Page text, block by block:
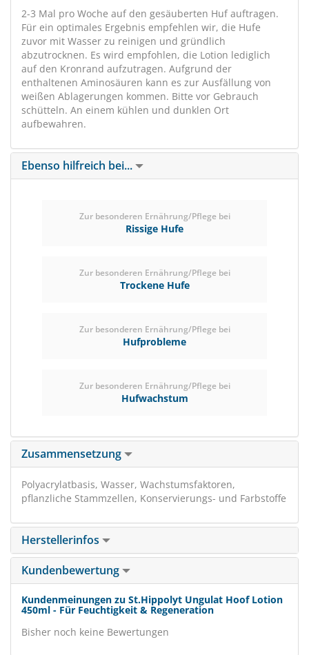
2-3 Mal pro Woche auf den gesäuberten Huf auftragen.
Für ein optimales Ergebnis empfehlen wir, die Hufe
zuvor mit Wasser zu reinigen und gründlich
abzutrocknen. Es wird empfohlen, die Lotion lediglich
auf den Kronrand aufzutragen. Aufgrund der
enthaltenen Aminosäuren kann es zur Ausfällung von
weißen Ablagerungen kommen. Bitte vor Gebrauch
schütteln. An einem kühlen und dunklen Ort
aufbewahren.
Ebenso hilfreich bei...
Zur besonderen Ernährung/Pflege bei
Rissige Hufe
Zur besonderen Ernährung/Pflege bei
Trockene Hufe
Zur besonderen Ernährung/Pflege bei
Hufprobleme
Zur besonderen Ernährung/Pflege bei
Hufwachstum
Zusammensetzung
Polyacrylatbasis, Wasser, Wachstumsfaktoren,
pflanzliche Stammzellen, Konservierungs- und Farbstoffe
Herstellerinfos
Kundenbewertung
Kundenmeinungen zu St.Hippolyt Ungulat Hoof Lotion
450ml - Für Feuchtigkeit & Regeneration
Bisher noch keine Bewertungen